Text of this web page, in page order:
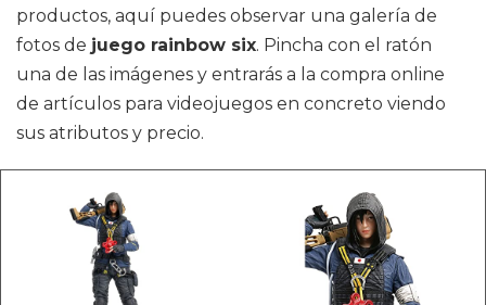
productos, aquí puedes observar una galería de
fotos de juego rainbow six. Pincha con el ratón
una de las imágenes y entrarás a la compra online
de artículos para videojuegos en concreto viendo
sus atributos y precio.